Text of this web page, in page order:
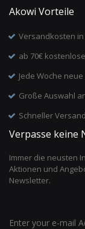
Akowi Vorteile
Versandkosten
ab 70€
Jede Woche
Große Auswahl
Schneller
Verpasse keine
Immer die neusten
Aktionen und
Newsletter.
Enter your e-mail